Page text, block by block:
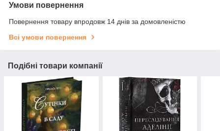
Умови повернення
Повернення товару впродовж 14 днів за домовленістю
Всі умови повернення
Подібні товари компанії